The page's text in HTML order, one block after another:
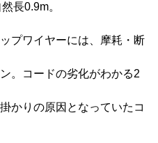
長0.9m。
プワイヤーには、摩耗・断
。コードの劣化がわかる2
かりの原因となっていたコ